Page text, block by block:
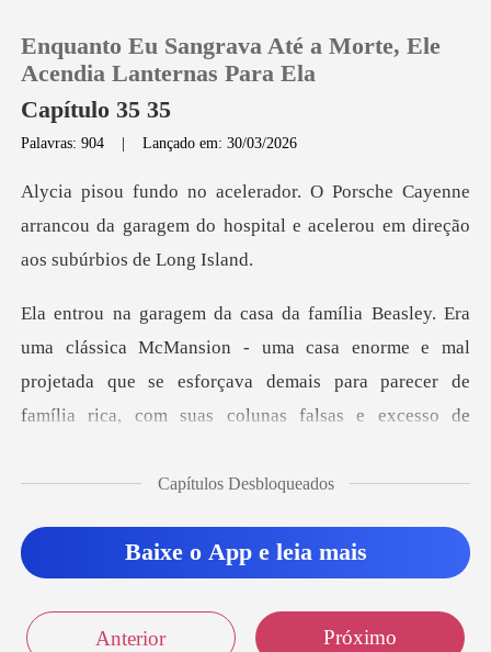
Loja
Sair
Baixar App
Enquanto Eu Sangrava Até a Morte, Ele
Acendia Lanternas Para Ela
Capítulo 35 35
Palavras: 904 |Lançado em: 30/03/2026
ayenne
arrancou da garagem do hospital e acel
ansion - uma casa enorme e mal
projetada que se esforçava demais para
Capítulos Desbloqueados
Baixe o App e leia mais
Anterior Próximo